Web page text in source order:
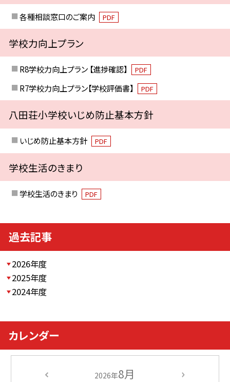
各種相談窓口のご案内 PDF
学校力向上プラン
R8学校力向上プラン 【進捗確認】 PDF
R7学校力向上プラン【学校評価書】 PDF
八田荘小学校いじめ防止基本方針
いじめ防止基本方針 PDF
学校生活のきまり
学校生活のきまり PDF
過去記事
2026年度
2025年度
2024年度
カレンダー
2026年8月